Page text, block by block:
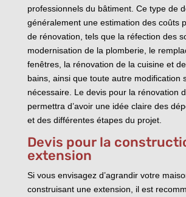
professionnels du bâtiment. Ce type de
généralement une estimation des coûts
de rénovation, tels que la réfection des
modernisation de la plomberie, le
fenêtres, la rénovation de la cuisine et
bains, ainsi que toute autre modification
nécessaire. Le devis pour la rénovation
permettra d’avoir une idée claire des
et des différentes étapes du projet.
Devis pour la
extension
Si vous envisagez d’agrandir votre
construisant une extension, il est